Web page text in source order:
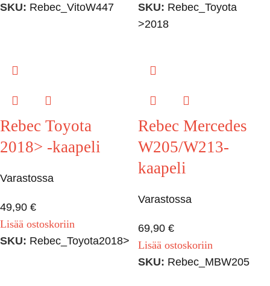
SKU: Rebec_VitoW447
SKU: Rebec_Toyota
>2018
Rebec Toyota
2018> -kaapeli
Varastossa
49,90 €
Lisää ostoskoriin
SKU: Rebec_Toyota2018>
Rebec Mercedes
W205/W213-
kaapeli
Varastossa
69,90 €
Lisää ostoskoriin
SKU: Rebec_MBW205